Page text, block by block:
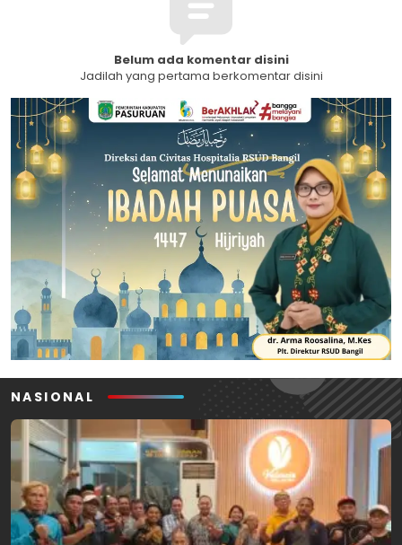
Belum ada komentar disini
Jadilah yang pertama berkomentar disini
NASIONAL